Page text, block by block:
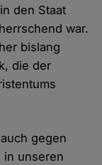
den Staat
war.
bislang
die der
gegen
in unseren